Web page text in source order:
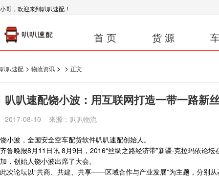
小哥，欢迎来到叭叭速配！
首 页 货 源
叭叭速配 > 物流资讯 > > 正文
叭叭速配饶小波：用互联网打造一带一路新
2017-08-10 来源：叭叭物流
饶小波，全国安全空车配货软件叭叭速配创始人。
齐鲁晚报8月11日讯 8月9日，2016“丝绸之路经济带”新疆·克拉玛依论
加，创始人饶小波出席了大会。
此次论坛以“共商、共建、共享——区域合作与产业发展”为主题，分别